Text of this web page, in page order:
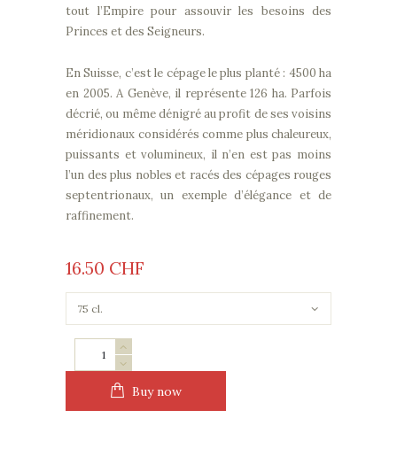
tout l’Empire pour assouvir les besoins des
Princes et des Seigneurs.
En Suisse, c’est le cépage le plus planté : 4500 ha
en 2005. A Genève, il représente 126 ha. Parfois
décrié, ou même dénigré au profit de ses voisins
méridionaux considérés comme plus chaleureux,
puissants et volumineux, il n’en est pas moins
l’un des plus nobles et racés des cépages rouges
septentrionaux, un exemple d’élégance et de
raffinement.
16 50 CHF
Pinot
Noir
quantity
Buy now